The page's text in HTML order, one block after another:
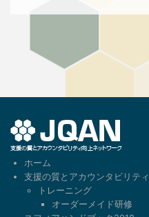
ホーム
支援の質とアカウンタビリティ
トレーニング
オーダーメイド研修